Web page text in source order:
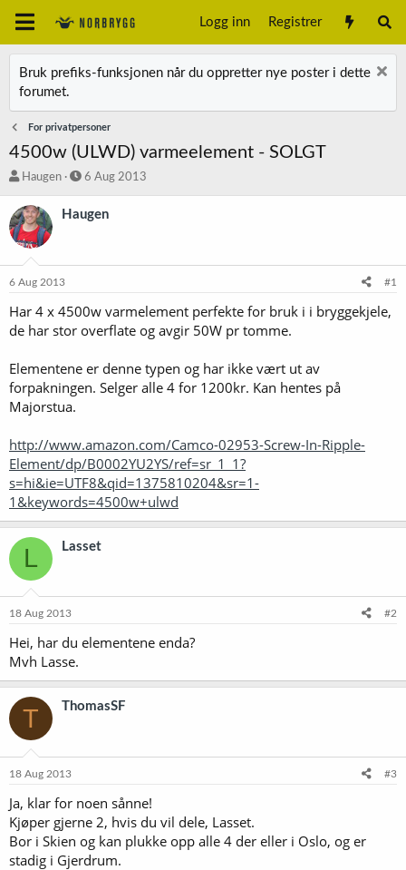
Logg inn Registrer
Bruk prefiks-funksjonen når du oppretter nye poster i dette
forumet.
For privatpersoner
4500w (ULWD) varmeelement - SOLGT
T
å
d
s
t
r
Haugen
S
a
o
6 Aug 2013
Haugen
6 Aug 2013 #1
Har 4 x 4500w varmelement perfekte for bruk i i bryggekjele,
de har stor overflate og avgir 50W pr tomme.
Elementene er denne typen og har ikke vært ut av
forpakningen. Selger alle 4 for 1200kr. Kan hentes på
Majorstua.
http://www.amazon.com/Camco-02953-Screw-In-Ripple-
Element/dp/B0002YU2YS/ref=sr_1_1?
s=hi&ie=UTF8&qid=1375810204&sr=1-
1&keywords=4500w+ulwd
L Lasset
18 Aug 2013 #2
Hei, har du elementene enda?
Mvh Lasse.
T ThomasSF
18 Aug 2013 #3
Ja, klar for noen sånne!
Kjøper gjerne 2, hvis du vil dele, Lasset.
Bor i Skien og kan plukke opp alle 4 der eller i Oslo, og er
stadig i Gjerdrum.